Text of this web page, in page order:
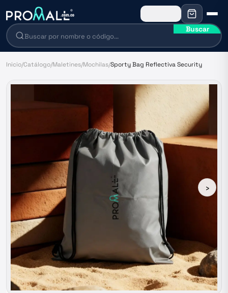
Buscar
Inicio/Catálogo/Maletines/Mochilas/Sporty Bag Reflectiva Security
›